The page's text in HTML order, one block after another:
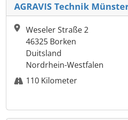
AGRAVIS Technik
Weseler Straße 2
46325 Borken
Duitsland
Nordrhein-Westfalen
110 Kilometer